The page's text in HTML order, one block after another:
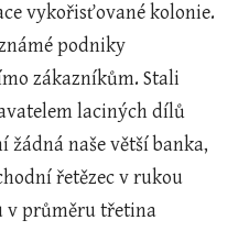
podniky
zákazníkům. Stali
laciných dílů
naše větší banka,
řetězec v rukou
v průměru třetina